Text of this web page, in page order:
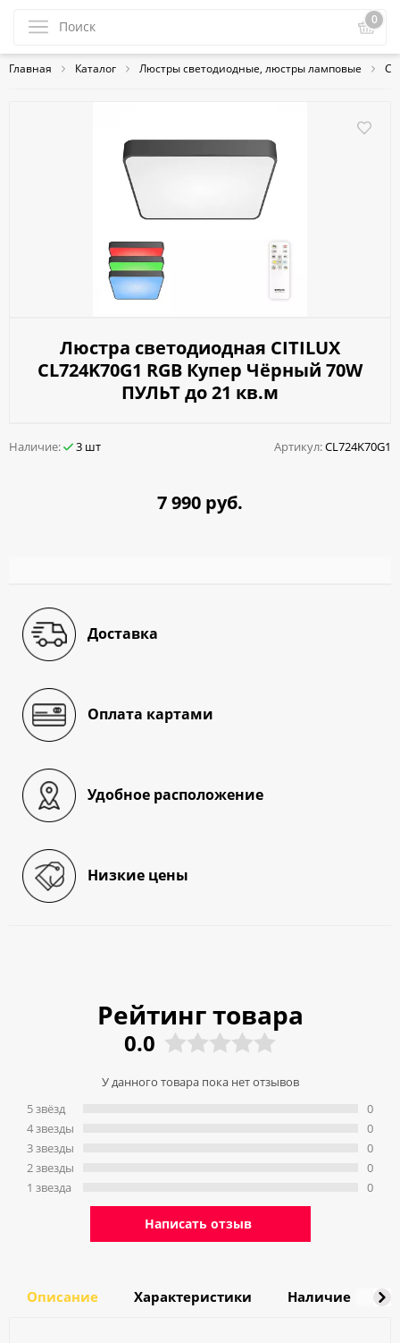
0
Главная Каталог Люстры светодиодные, люстры ламповые
Люстра светодиодная CITILUX
CL724K70G1 RGB Купер Чёрный 70W
ПУЛЬТ до 21 кв.м
Наличие: 3 шт Артикул:CL724K70G1
7 990 руб.
Доставка
Оплата картами
Удобное расположение
Низкие цены
Рейтинг товара
0.0
У данного товара пока нет отзывов
5 звёзд
4 звeзды
3 звeзды
2 звeзды
1 звeзда
0
0
0
0
0
Написать отзыв
Описание Характеристики Наличие